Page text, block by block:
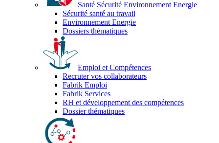
Santé Sécurité Environnement Energie
Sécurité santé au travail
Environnement Energie
Dossiers thématiques
Emploi et Compétences
Recruter vos collaborateurs
Fabrik Emploi
Fabrik Services
RH et développement des compétences
Dossier thématiques